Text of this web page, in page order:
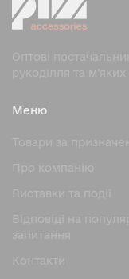
Оптові
рукоділля та
Меню
Товари за
Про компанію
Виставки та події
Відповіді на
запитання
Контакти